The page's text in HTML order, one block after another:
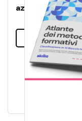
aziende?
Leggi tutto